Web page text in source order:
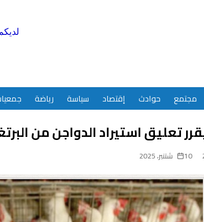
مجتمع حوادث إقتصاد سياسة رياضة
تعليق استيراد الدواجن من
10 شتنبر، 2025